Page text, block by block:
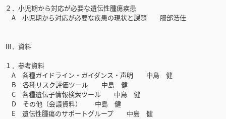
２．小児期から対応が必要な遺伝性腫瘍疾患
A 小児期から対応が必要な疾患の現状と課題 服部浩佳
Ⅲ．資料
１．参考資料
A 各種ガイドライン・ガイダンス・声明 中島 健
B 各種リスク評価ツール 中島 健
C 各種遺伝子情報検索ツール 中島 健
D その他（会議資料） 中島 健
E 遺伝性腫瘍のサポートグループ 中島 健